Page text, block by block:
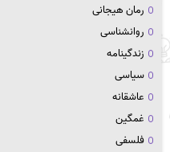
رمان هیجانی
روانشناسی
زندگینامه
سیاسی
عاشقانه
غمگین
فلسفی